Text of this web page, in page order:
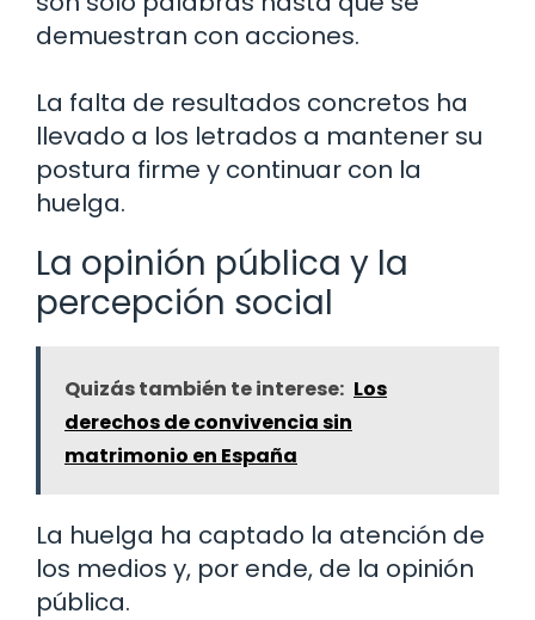
demuestran con acciones.
La falta de resultados concretos ha
llevado a los letrados a mantener su
postura firme y continuar con la
huelga.
La opinión pública y la
percepción social
Quizás también te interese: Los
derechos de convivencia sin
matrimonio en España
La huelga ha captado la atención de
los medios y, por ende, de la opinión
pública.